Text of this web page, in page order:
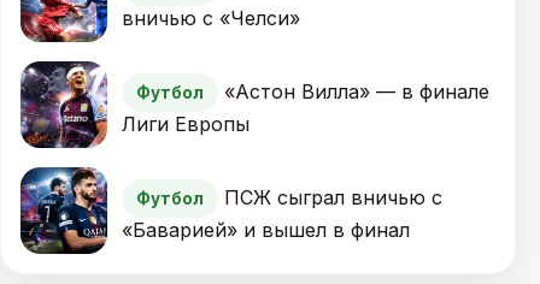
вничью с «Челси»
Футбол
«Астон Вилла» — в финале
Лиги Европы
Футбол
ПСЖ сыграл вничью с
«Баварией» и вышел в финал